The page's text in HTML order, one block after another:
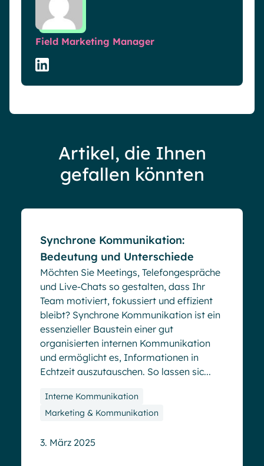
Field Marketing Manager
Artikel, die Ihnen
gefallen könnten
Synchrone Kommunikation:
Bedeutung und Unterschiede
Möchten Sie Meetings, Telefongespräche
und Live-Chats so gestalten, dass Ihr
Team motiviert, fokussiert und effizient
bleibt? Synchrone Kommunikation ist ein
essenzieller Baustein einer gut
organisierten internen Kommunikation
und ermöglicht es, Informationen in
Echtzeit auszutauschen. So lassen sic...
Interne Kommunikation
Marketing & Kommunikation
3. März 2025